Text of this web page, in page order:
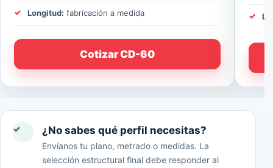
Longitud: fabricación a medida
Cotizar CD-60
✓ ¿No sabes qué perfil necesitas?
Envíanos tu plano, metrado o medidas. La
selección estructural final debe responder al